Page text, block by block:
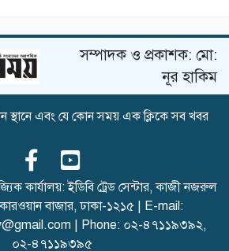
ইন্ডিজ, হাতছাড়া ম্যাচের লাগাম
আগস্টের শেষেই নারী এশিয়া কাপ,
টের স্টেগেনকে ছেড়ে দিলো
বার্সেলোনা
সম্পাদক ও প্রকাশক: মো:
নূর হাকিম
স্থানে এবং যে কোন সময় এক ক্লিকে সব খবর
কার্যালয়: ইডিবি ট্রেড সেন্টার, কাজী নজরুল
বাজার, ঢাকা-১২১৫ | E-mail:
| Phone: ০২-৪৭১১৯৩৯২,
০২-৪৭১১৯৩৯৫